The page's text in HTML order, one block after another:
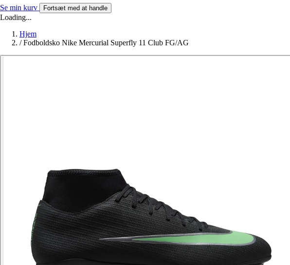
Se min kurv Fortsæt med at handle
Loading...
Hjem
/ Fodboldsko Nike Mercurial Superfly 11 Club FG/AG